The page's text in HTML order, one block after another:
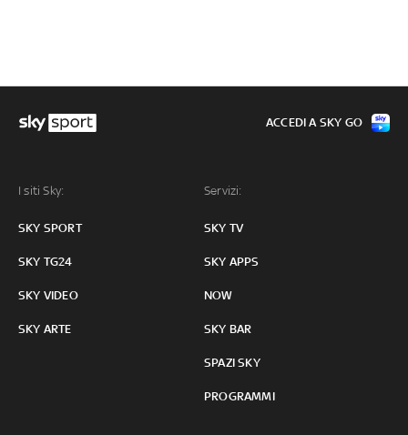
I siti Sky:
SKY SPORT
SKY TG24
SKY VIDEO
SKY ARTE
Servizi:
SKY TV
SKY APPS
NOW
SKY BAR
SPAZI SKY
PROGRAMMI
ACCEDI A SKY GO